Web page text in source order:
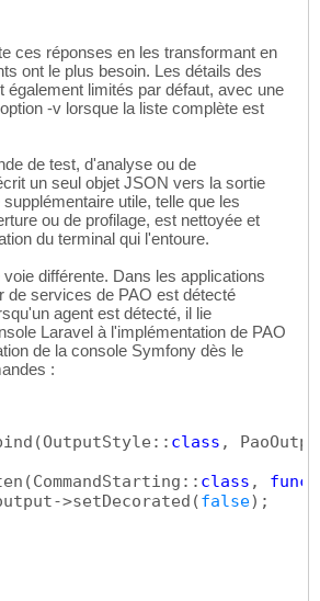
ces réponses en les transformant en
ont le plus besoin. Les détails des
également limités par défaut, avec une
-v lorsque la liste complète est
de test, d'analyse ou de
un seul objet JSON vers la sortie
utile, telle que les
ou de profilage, est nettoyée et
du terminal qui l'entoure.
différente. Dans les applications
de services de PAO est détecté
agent est détecté, il lie
Laravel à l'implémentation de PAO
de la console Symfony dès le
:
(OutputStyle:: class ,
(CommandStarting:: class ,
>setDecorated (false)